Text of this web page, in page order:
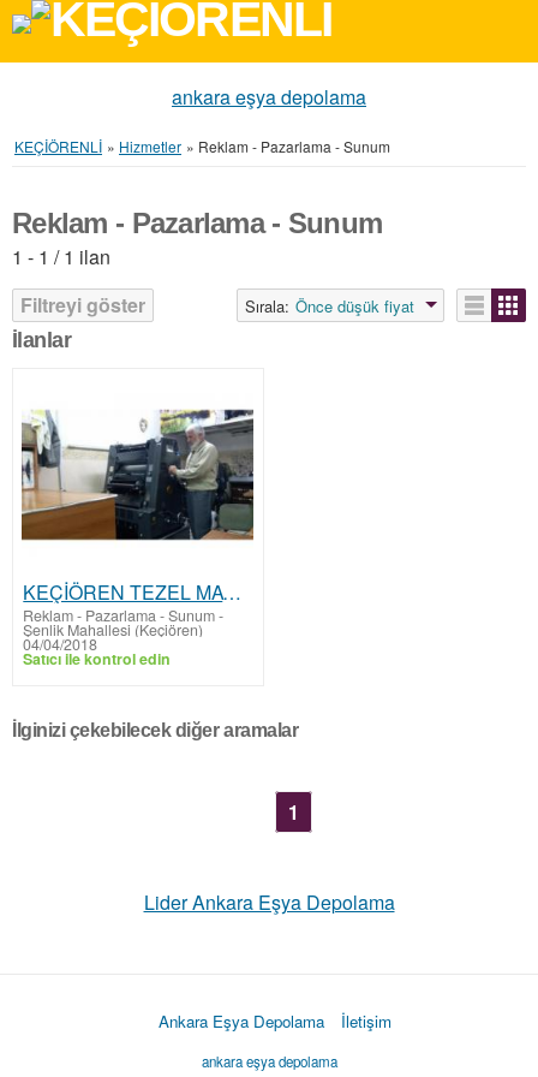
ankara eşya depolama
KEÇİÖRENLİ » Hizmetler » Reklam - Pazarlama - Sunum
Reklam - Pazarlama - Sunum
1 - 1 / 1 ilan
Filtreyi göster
Sırala: Önce düşük fiyat
İlanlar
KEÇİÖREN TEZEL MATBAACILIK, BASKI,
Reklam - Pazarlama - Sunum-
Şenlik Mahallesi (Keçiören)
04/04/2018
Satıcı ile kontrol edin
İlginizi çekebilecek diğer aramalar
1
Lider Ankara Eşya Depolama
Ankara Eşya Depolama İletişim
ankara eşya depolama